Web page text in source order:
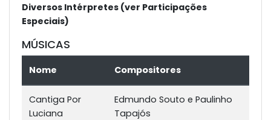
Diversos Intérpretes (ver Participações
Especiais)
MÚSICAS
Nome Compositores
Cantiga Por
Luciana
Edmundo Souto e Paulinho
Tapajós